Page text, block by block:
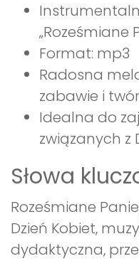
„Roześmiane
Format: mp3
Radosna
zabawie i
Idealna do
związanych z
Słowa
Roześmiane
Dzień Kobiet,
dydaktyczna,